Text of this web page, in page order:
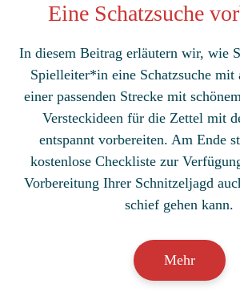
Eine Schatzsuche
In diesem Beitrag erläutern wir, wie
Spielleiter*in eine Schatzsuche mit
einer passenden Strecke mit
Versteckideen für die Zettel mit
entspannt vorbereiten. Am Ende
kostenlose Checkliste zur
Vorbereitung Ihrer Schnitzeljagd
schief gehen kann.
Mehr